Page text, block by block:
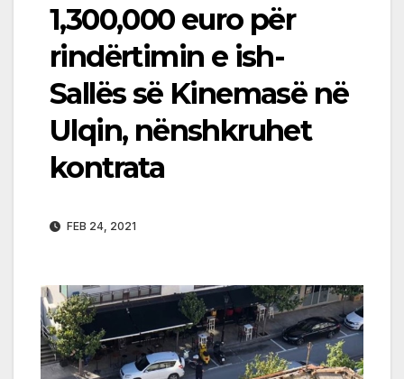
1,300,000 euro për
rindërtimin e ish-
Sallës së Kinemasë në
Ulqin, nënshkruhet
kontrata
FEB 24, 2021